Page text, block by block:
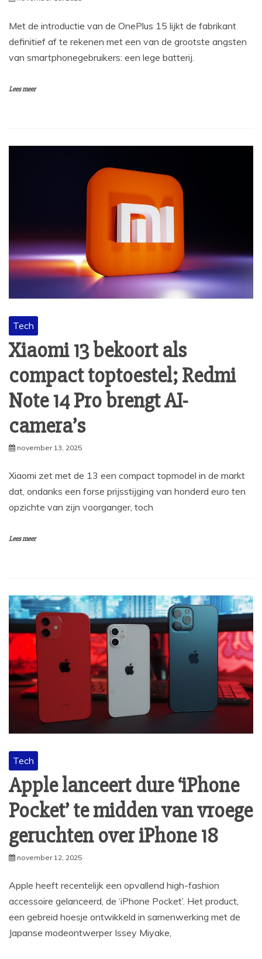
Met de introductie van de OnePlus 15 lijkt de fabrikant
definitief af te rekenen met een van de grootste angsten
van smartphonegebruikers: een lege batterij.
Lees meer
Tech
Xiaomi 13 bekoort als
compact toptoestel; Redmi
Note 14 Pro brengt AI-
camera’s
november 13, 2025
Xiaomi zet met de 13 een compact topmodel in de markt
dat, ondanks een forse prijsstijging van honderd euro ten
opzichte van zijn voorganger, toch
Lees meer
Tech
Apple lanceert dure ‘iPhone
Pocket’ te midden van vroege
geruchten over iPhone 18
november 12, 2025
Apple heeft recentelijk een opvallend high-fashion
accessoire gelanceerd, de ‘iPhone Pocket’. Het product,
een gebreid hoesje ontwikkeld in samenwerking met de
Japanse modeontwerper Issey Miyake,